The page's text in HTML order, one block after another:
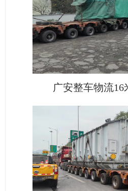
广安整车物流16